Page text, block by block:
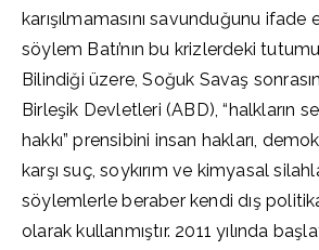
karışılmamasını savunduğunu ifade
söylem Batı’nın bu krizlerdeki
Bilindiği üzere, Soğuk Savaş
Birleşik Devletleri (ABD), “halkların
hakkı” prensibini insan hakları,
karşı suç, soykırım ve kimyasal
söylemlerle beraber kendi dış
olarak kullanmıştır. 2011 yılında